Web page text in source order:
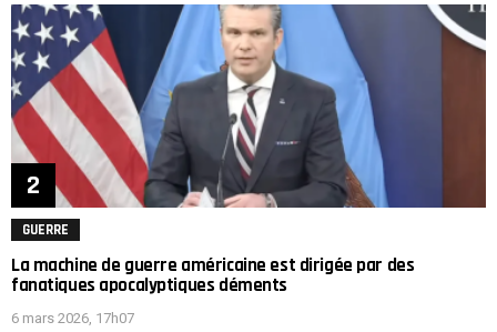
GUERRE
La machine de guerre américaine est dirigée par des
fanatiques apocalyptiques déments
6 mars 2026, 17h07